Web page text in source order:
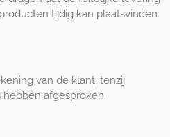
tijdig kan plaatsvinden.
van de klant, tenzij
hebben afgesproken.